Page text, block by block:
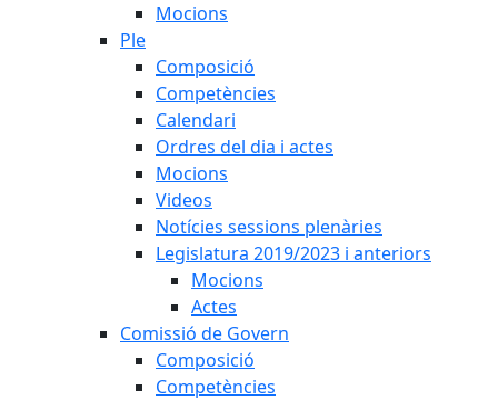
Mocions
Ple
Composició
Competències
Calendari
Ordres del dia i actes
Mocions
Videos
Notícies sessions plenàries
Legislatura 2019/2023 i anteriors
Mocions
Actes
Comissió de Govern
Composició
Competències